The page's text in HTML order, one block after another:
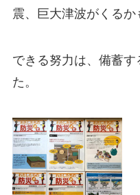
震、巨大津波がくる
できる努力は、備蓄
た。